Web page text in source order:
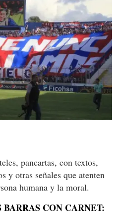
pancartas, con textos,
y otras señales que atenten
humana y la moral.
CON CARNET: